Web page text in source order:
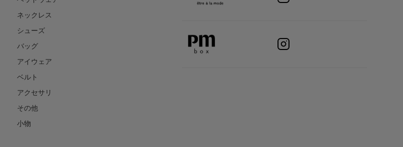
ネックレス
シューズ
バッグ
アイウェア
ベルト
アクセサリ
その他
小物